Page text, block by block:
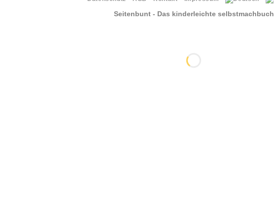
Seitenbunt - Das kinderleichte selbstmachbuch